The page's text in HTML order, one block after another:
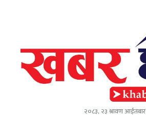
२०८३, २३ श्रावण आईतबार